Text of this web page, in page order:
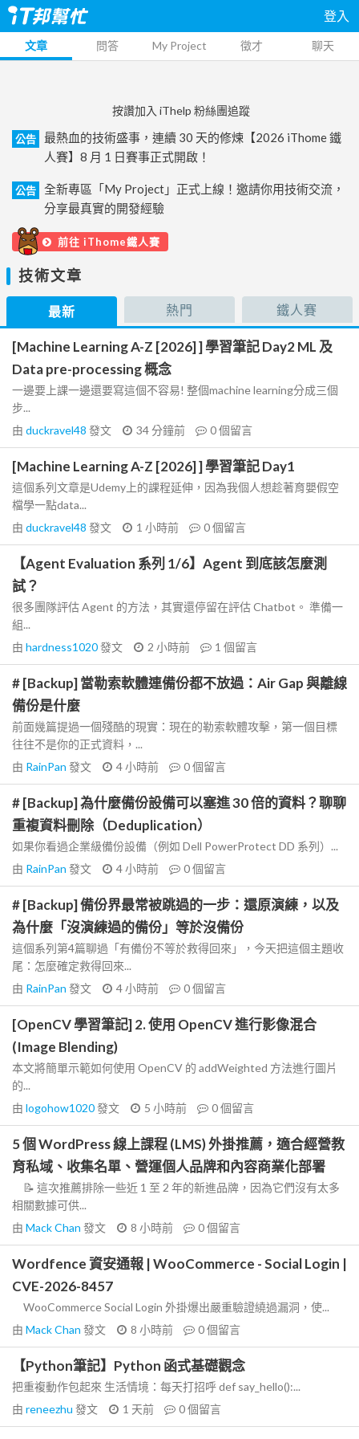
登入
文章 問答 My Project 徵才 聊天
按讚加入 iThelp 粉絲團追蹤
公告
最熱血的技術盛事，連續 30 天的修煉【2026 iThome 鐵
人賽】8 月 1 日賽事正式開啟！
公告
全新專區「My Project」正式上線！邀請你用技術交流，
分享最真實的開發經驗
前往 iThome鐵人賽
技術文章
最新 熱門 鐵人賽
[Machine Learning A-Z [2026] ] 學習筆記 Day2 ML 及
Data pre-processing 概念
一邊要上課一邊還要寫這個不容易! 整個machine learning分成三個
步...
由 duckravel48 發文 34 分鐘前 0個留言
[Machine Learning A-Z [2026] ] 學習筆記 Day1
這個系列文章是Udemy上的課程延伸，因為我個人想趁著育嬰假空
檔學一點data...
由 duckravel48 發文 1 小時前 0個留言
【Agent Evaluation 系列 1/6】Agent 到底該怎麼測
試？
很多團隊評估 Agent 的方法，其實還停留在評估 Chatbot。 準備一
組...
由 hardness1020發文 2 小時前 1 個留言
# [Backup] 當勒索軟體連備份都不放過：Air Gap 與離線
備份是什麼
前面幾篇提過一個殘酷的現實：現在的勒索軟體攻擊，第一個目標
往往不是你的正式資料，...
由 RainPan 發文 4 小時前 0個留言
# [Backup] 為什麼備份設備可以塞進 30 倍的資料？聊聊
重複資料刪除（Deduplication）
如果你看過企業級備份設備（例如 Dell PowerProtect DD 系列）...
由 RainPan 發文 4 小時前 0個留言
# [Backup] 備份界最常被跳過的一步：還原演練，以及
為什麼「沒演練過的備份」等於沒備份
這個系列第4篇聊過「有備份不等於救得回來」，今天把這個主題收
尾：怎麼確定救得回來...
由 RainPan 發文 4 小時前 0個留言
[OpenCV 學習筆記] 2. 使用 OpenCV 進行影像混合
(Image Blending)
本文將簡單示範如何使用 OpenCV 的 addWeighted 方法進行圖片
的...
由 logohow1020發文 5 小時前 0個留言
5 個 WordPress 線上課程 (LMS) 外掛推薦，適合經營教
育私域、收集名單、營運個人品牌和內容商業化部署
📝 這次推薦排除一些近 1 至 2 年的新進品牌，因為它們沒有太多
相關數據可供...
由 Mack Chan 發文 8 小時前 0個留言
Wordfence 資安通報 | WooCommerce - Social Login |
CVE-2026-8457
WooCommerce Social Login 外掛爆出嚴重驗證繞過漏洞，使...
由 Mack Chan 發文 8 小時前 0個留言
【Python筆記】Python 函式基礎觀念
把重複動作包起來 生活情境：每天打招呼 def say_hello():...
由 reneezhu 發文 1 天前 0個留言